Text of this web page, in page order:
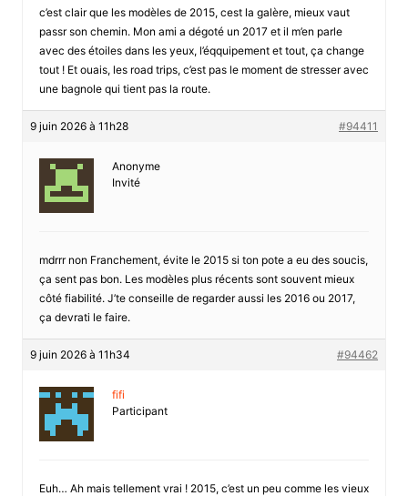
c’est clair que les modèles de 2015, cest la galère, mieux vaut
passr son chemin. Mon ami a dégoté un 2017 et il m’en parle
avec des étoiles dans les yeux, l’éqquipement et tout, ça change
tout ! Et ouais, les road trips, c’est pas le moment de stresser avec
une bagnole qui tient pas la route.
9 juin 2026 à 11h28 #94411
Anonyme
Invité
mdrrr non Franchement, évite le 2015 si ton pote a eu des soucis,
ça sent pas bon. Les modèles plus récents sont souvent mieux
côté fiabilité. J’te conseille de regarder aussi les 2016 ou 2017,
ça devrati le faire.
9 juin 2026 à 11h34 #94462
fifi
Participant
Euh… Ah mais tellement vrai ! 2015, c’est un peu comme les vieux